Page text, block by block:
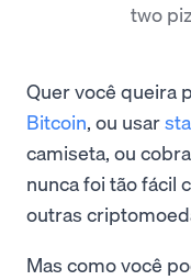
two
Quer você queira
Bitcoin, ou usar
camiseta, ou
nunca foi tão fácil
outras
Mas como você